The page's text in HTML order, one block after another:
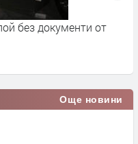
без документи от
Още новини